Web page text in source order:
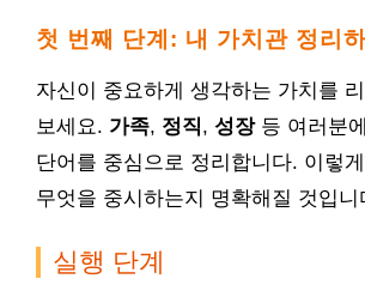
첫 번째 단계: 내 가치관 정리하
자신이 중요하게 생각하는 가치를
보세요. 가족, 정직, 성장등 여러분
단어를 중심으로 정리합니다. 이렇
무엇을 중시하는지 명확해질 것입니
실행 단계